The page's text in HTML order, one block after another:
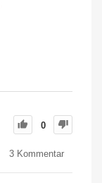
0
3 Kommentar